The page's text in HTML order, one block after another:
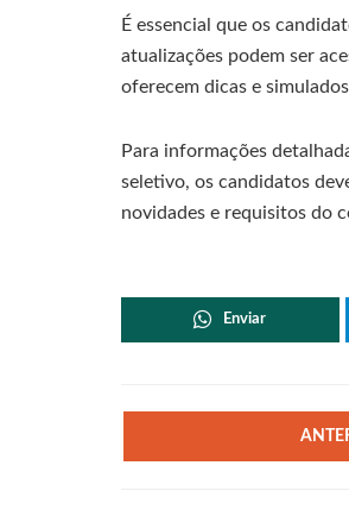
É essencial que os
atualizações podem ser
oferecem dicas e
Para informações
seletivo, os candidatos
novidades e requisitos do
Enviar